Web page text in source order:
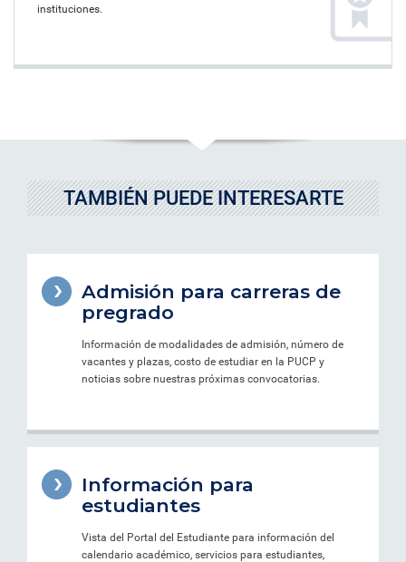
instituciones.
TAMBIÉN PUEDE INTERESARTE
Admisión para carreras de
pregrado
Información de modalidades de admisión, número de
vacantes y plazas, costo de estudiar en la PUCP y
noticias sobre nuestras próximas convocatorias.
Información para
estudiantes
Vista del Portal del Estudiante para información del
calendario académico, servicios para estudiantes,